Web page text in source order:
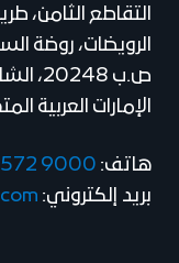
التقاطع الثامن،
الرويضات، روضة
ص.ب 20248، الشارقة
الإمارات العربية
هاتف: 572 9000
بريد إلكتروني: